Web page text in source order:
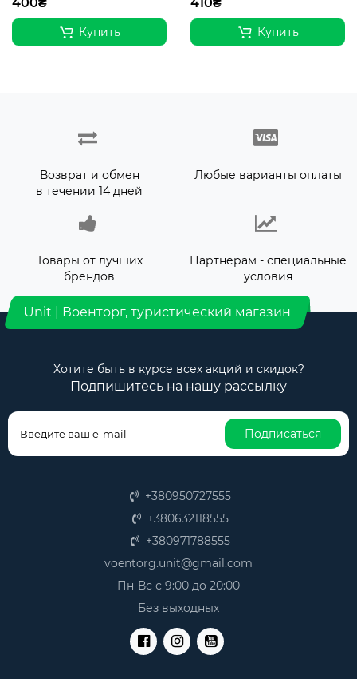
Купить Купить
Возврат и обмен
в течении 14 дней
Любые варианты оплаты
Товары от лучших
брендов
Партнерам - специальные
условия
Unit | Военторг, туристический магазин
Хотите быть в курсе всех акций и скидок?
Подпишитесь на нашу рассылку
Подписаться
+380950727555
+380632118555
+380971788555
voentorg.unit@gmail.com
Пн-Вс с 9:00 до 20:00
Без выходных